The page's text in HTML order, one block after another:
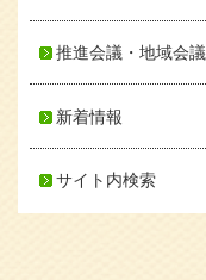
推進会議・地域会議
新着情報
サイト内検索